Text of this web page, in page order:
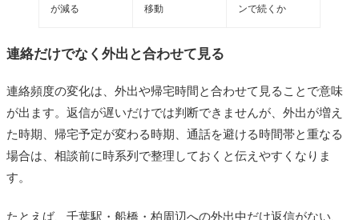
が減る
移動
ンで続くか
連絡だけでなく外出と合わせて見る
連絡頻度の変化は、外出や帰宅時間と合わせて見ることで意味
が出ます。返信が遅いだけでは判断できませんが、外出が増え
た時期、帰宅予定が変わる時期、通話を避ける時間帯と重なる
場合は、相談前に時系列で整理しておくと伝えやすくなりま
す。
たとえば、千葉駅・船橋・柏周辺への外出中だけ返信がない、